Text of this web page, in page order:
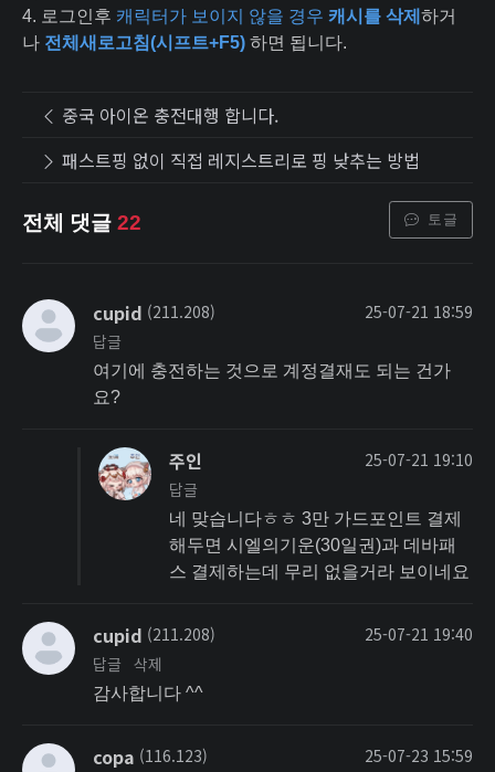
4. 로그인후 캐릭터가 보이지 않을 경우 캐시를 삭제 하거
나 전체새로고침(시프트+F5) 하면 됩니다.
중국 아이온 충전대행 합니다.
패스트핑 없이 직접 레지스트리로 핑 낮추는 방법
전체 댓글 22 토글
cupid (211.208)
25-07-21 18:59
답글
여기에 충전하는 것으로 계정결재도 되는 건가
요?
주인
25-07-21 19:10
답글
네 맞습니다ㅎㅎ 3만 가드포인트 결제
해두면 시엘의기운(30일권)과 데바패
스 결제하는데 무리 없을거라 보이네요
cupid (211.208)
25-07-21 19:40
답글 삭제
감사합니다 ^^
copa (116.123)
25-07-23 15:59